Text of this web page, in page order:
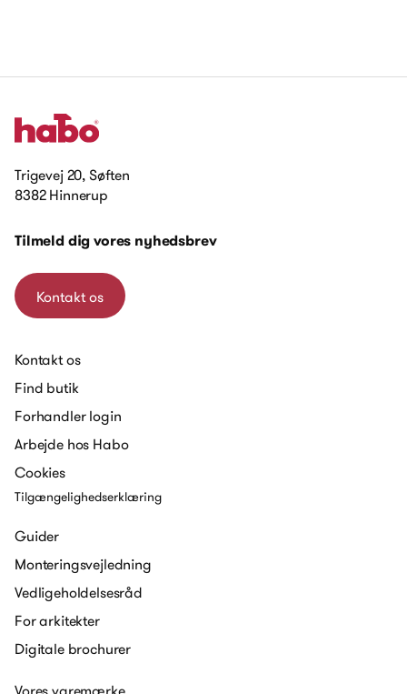
Trigevej 20, Søften
8382 Hinnerup
Tilmeld dig vores nyhedsbrev
Kontakt os
Kontakt os
Find butik
Forhandler login
Arbejde hos Habo
Cookies
Tilgængelighedserklæring
Guider
Monteringsvejledning
Vedligeholdelsesråd
For arkitekter
Digitale brochurer
Vores varemærke